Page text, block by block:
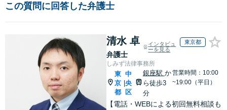
この質問に回答した弁護士
清水 卓
弁護士
インタビュ
ーを見る
東京都
しみず法律事務所
東
京
都
|
中
央
区
銀座駅 か
ら徒歩3
分
営業時間：10:00
~19:00（平日）
【電話・WEBによる初回無料相談も